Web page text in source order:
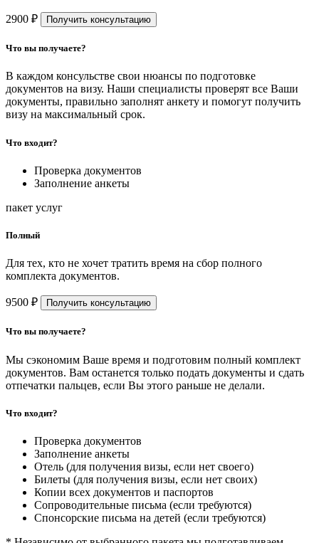
2900 ₽ Получить консультацию
Что вы получаете?
В каждом консульстве свои нюансы по подготовке
документов на визу. Наши специалисты проверят все Ваши
документы, правильно заполнят анкету и помогут получить
визу на максимальный срок.
Что входит?
Проверка документов
Заполнение анкеты
пакет услуг
Полный
Для тех, кто не хочет тратить время на сбор полного
комплекта документов.
9500 ₽ Получить консультацию
Что вы получаете?
Мы сэкономим Ваше время и подготовим полный комплект
документов. Вам останется только подать документы и сдать
отпечатки пальцев, если Вы этого раньше не делали.
Что входит?
Проверка документов
Заполнение анкеты
Отель (для получения визы, если нет своего)
Билеты (для получения визы, если нет своих)
Копии всех документов и паспортов
Сопроводительные письма (если требуются)
Спонсорские письма на детей (если требуются)